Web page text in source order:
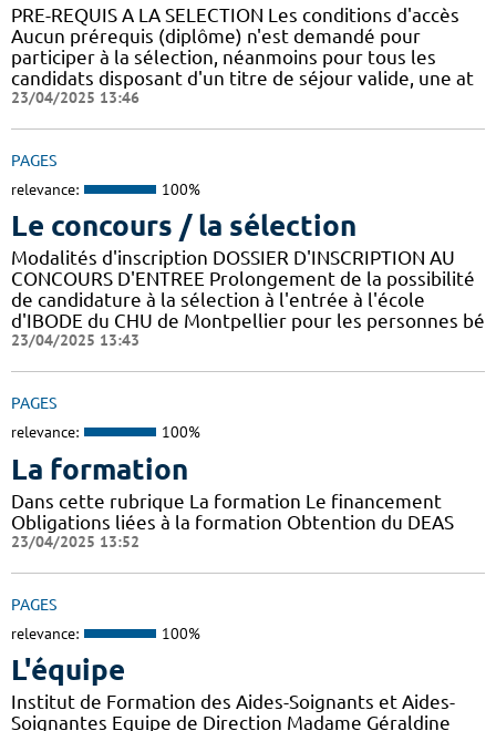
PRE-REQUIS A LA SELECTION Les conditions d'accès
Aucun prérequis (diplôme) n'est demandé pour
participer à la sélection, néanmoins pour tous les
candidats disposant d'un titre de séjour valide, une at
23/04/2025 13:46
PAGES
relevance: 100%
Le concours / la sélection
Modalités d'inscription DOSSIER D'INSCRIPTION AU
CONCOURS D'ENTREE Prolongement de la possibilité
de candidature à la sélection à l'entrée à l'école
d'IBODE du CHU de Montpellier pour les personnes bé
23/04/2025 13:43
PAGES
relevance: 100%
La formation
Dans cette rubrique La formation Le financement
Obligations liées à la formation Obtention du DEAS
23/04/2025 13:52
PAGES
relevance: 100%
L'équipe
Institut de Formation des Aides-Soignants et Aides-
Soignantes Equipe de Direction Madame Géraldine